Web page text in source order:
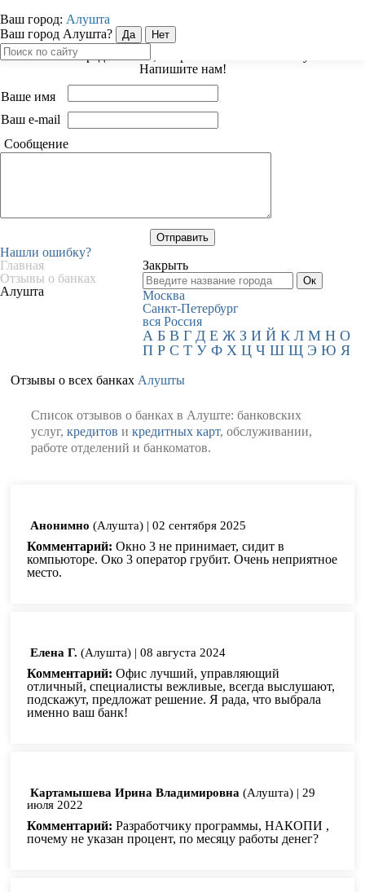
Есть предложение, вопрос или нашли ошибку?
Напишите нам!
Ваше имя
Ваш e-mail
Сообщение
Нашли ошибку?
Ваш город: Алушта
Ваш город Алушта?
Закрыть
Москва
Санкт-Петербург
вся Россия
А Б В Г Д Е Ж З И Й К Л М Н О
П Р С Т У Ф Х Ц Ч Ш Щ Э Ю Я
Главная
Отзывы о банках
Алушта
Отзывы о всех банках Алушты
Список отзывов о банках в Алуште: банковских
услуг,кредитов икредитных карт, обслуживании,
работе отделений и банкоматов.
Анонимно (Алушта) | 02 сентября 2025
Комментарий:Окно 3 не принимает, сидит в
компьюторе. Око 3 оператор грубит. Очень неприятное
место.
Елена Г. (Алушта) | 08 августа 2024
Комментарий:Офис лучший, управляющий
отличный, специалисты вежливые, всегда выслушают,
подскажут, предложат решение. Я рада, что выбрала
именно ваш банк!
Картамышева Ирина Владимировна(Алушта) | 29
июля 2022
Комментарий:Разработчику программы, НАКОПИ ,
почему не указан процент, по месяцу работы денег?